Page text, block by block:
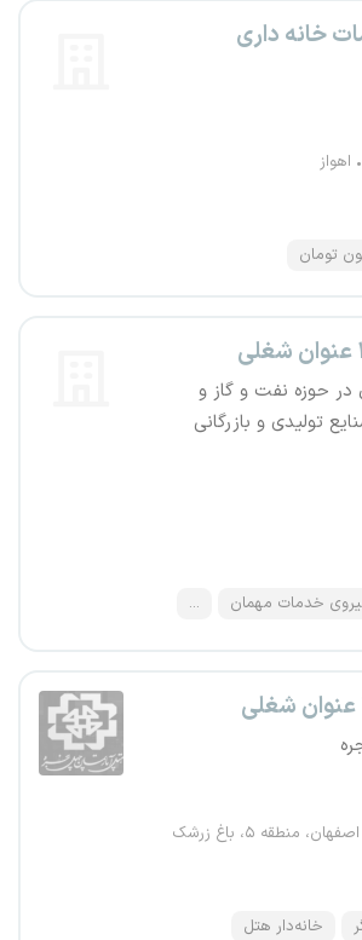
خانه داری
اهواز
حوزه نفت و گاز و
تولیدی و بازرگانی
خدمات مهمان ...
اصفهان، منطقه ۵، باغ زرشک
خانه‌دار هتل